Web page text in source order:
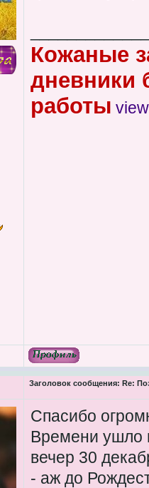
Кожаные
дневники
работы
Заголовок сообщения: Re:
Спасибо
Времени ушло
вечер 30
- аж до